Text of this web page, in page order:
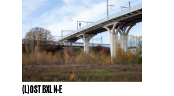
(L)OST BXL N-E